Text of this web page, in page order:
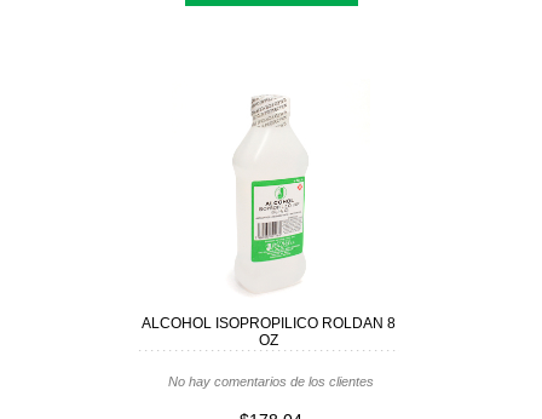
ALCOHOL ISOPROPILICO ROLDAN 8
OZ
No hay comentarios de los clientes